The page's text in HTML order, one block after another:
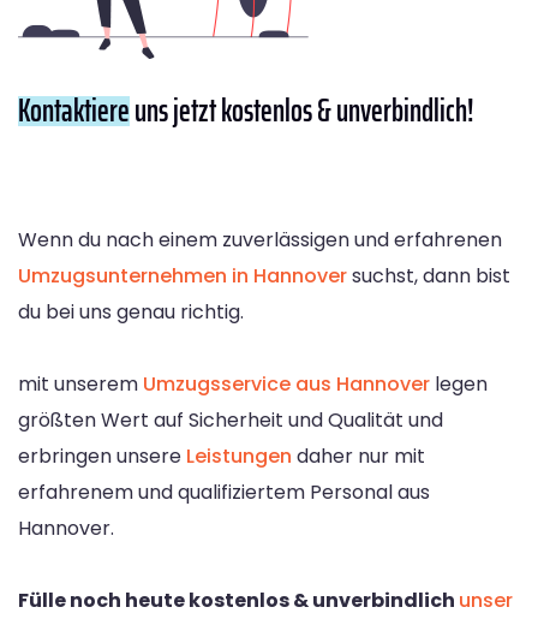
Kontaktiereuns jetzt kostenlos & unverbindlich!
Wenn du nach einem zuverlässigen und erfahrenen
Umzugsunternehmen in Hannoversuchst, dann bist
du bei uns genau richtig.
mit unserem Umzugsservice aus Hannover legen
größten Wert auf Sicherheit und Qualität und
erbringen unsere Leistungen daher nur mit
erfahrenem und qualifiziertem Personal aus
Hannover.
Fülle noch heute kostenlos & unverbindlich unser